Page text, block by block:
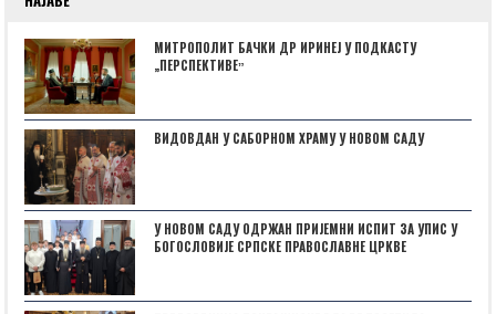
МИТРОПОЛИТ БАЧКИ ДР ИРИНЕЈ У ПОДКАСТУ
„ПЕРСПЕКТИВЕˮ
ВИДОВДАН У САБОРНОМ ХРАМУ У НОВОМ САДУ
У НОВОМ САДУ ОДРЖАН ПРИЈЕМНИ ИСПИТ ЗА УПИС У
БОГОСЛОВИЈЕ СРПСКЕ ПРАВОСЛАВНЕ ЦРКВЕ